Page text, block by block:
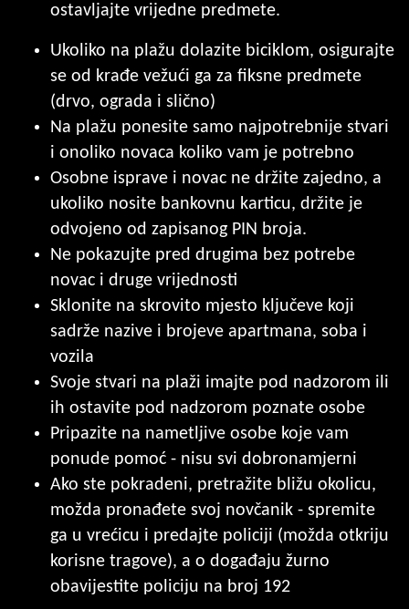
ostavljajte vrijedne predmete.
Ukoliko na plažu dolazite biciklom, osigurajte
se od krađe vežući ga za fiksne predmete
(drvo, ograda i slično)
Na plažu ponesite samo najpotrebnije stvari
i onoliko novaca koliko vam je potrebno
Osobne isprave i novac ne držite zajedno, a
ukoliko nosite bankovnu karticu, držite je
odvojeno od zapisanog PIN broja.
Ne pokazujte pred drugima bez potrebe
novac i druge vrijednosti
Sklonite na skrovito mjesto ključeve koji
sadrže nazive i brojeve apartmana, soba i
vozila
Svoje stvari na plaži imajte pod nadzorom ili
ih ostavite pod nadzorom poznate osobe
Pripazite na nametljive osobe koje vam
ponude pomoć - nisu svi dobronamjerni
Ako ste pokradeni, pretražite bližu okolicu,
možda pronađete svoj novčanik - spremite
ga u vrećicu i predajte policiji (možda otkriju
korisne tragove), a o događaju žurno
obavijestite policiju na broj 192